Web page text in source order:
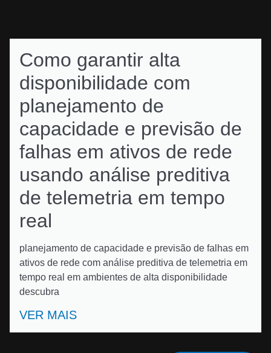
Como garantir alta
disponibilidade com
planejamento de
capacidade e previsão de
falhas em ativos de rede
usando análise preditiva
de telemetria em tempo
real
planejamento de capacidade e previsão de falhas em
ativos de rede com análise preditiva de telemetria em
tempo real em ambientes de alta disponibilidade
descubra
VER MAIS